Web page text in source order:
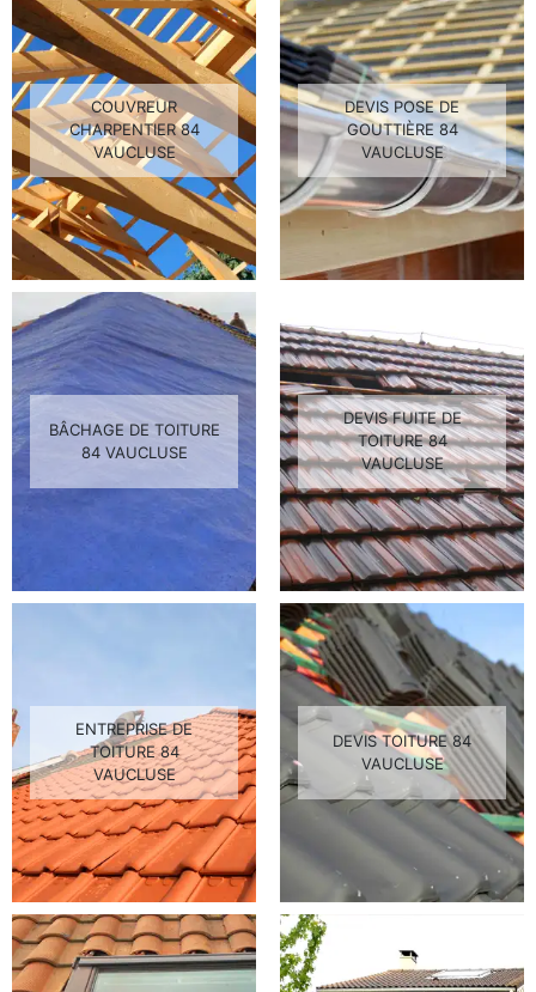
COUVREUR
CHARPENTIER 84
VAUCLUSE
DEVIS POSE DE
GOUTTIÈRE 84
VAUCLUSE
BÂCHAGE DE TOITURE
84 VAUCLUSE
DEVIS FUITE DE
TOITURE 84
VAUCLUSE
ENTREPRISE DE
TOITURE 84
VAUCLUSE
DEVIS TOITURE 84
VAUCLUSE